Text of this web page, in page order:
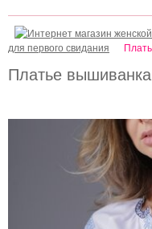
Платье
для первого свидания